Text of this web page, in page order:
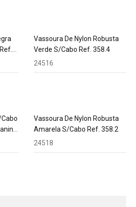
Vassoura De Nylon Robusta
Verde S/Cabo Ref. 358.4
24516
Vassoura De Nylon Robusta
Amarela S/Cabo Ref. 358.2
24518